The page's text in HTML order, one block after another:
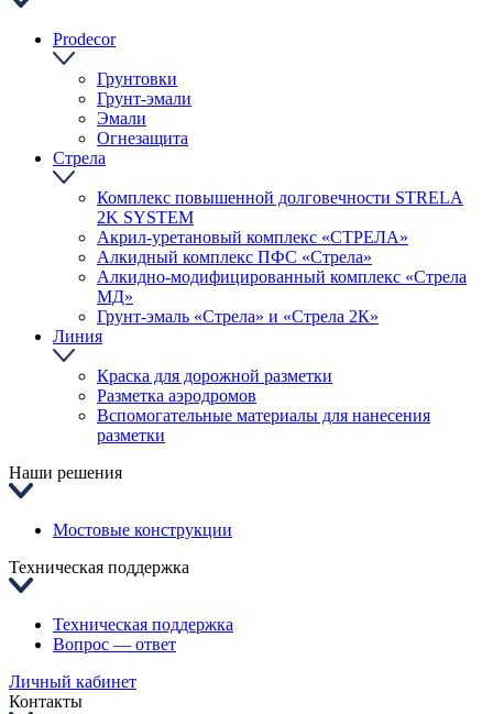
Prodecor
Грунтовки
Грунт-эмали
Эмали
Огнезащита
Стрела
Комплекс повышенной долговечности STRELA
2K SYSTEM
Акрил-уретановый комплекс «СТРЕЛА»
Алкидный комплекс ПФС «Стрела»
Алкидно-модифицированный комплекс «Стрела
МД»
Грунт-эмаль «Стрела» и «Стрела 2К»
Линия
Краска для дорожной разметки
Разметка аэродромов
Вспомогательные материалы для нанесения
разметки
Наши решения
Мостовые конструкции
Техническая поддержка
Техническая поддержка
Вопрос — ответ
Личный кабинет
Контакты